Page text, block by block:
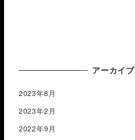
アーカイブ
2023年8月
2023年2月
2022年9月